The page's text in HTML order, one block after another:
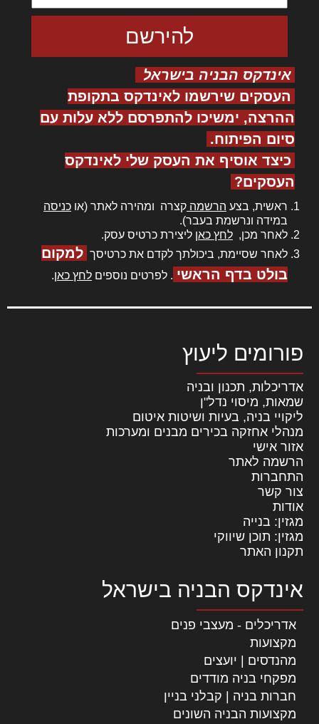
אינדקס הבניה בישראל
העסקים שירשמו לאינדקס בתקופת
ההרצה, ימשיכו להתפרסם ללא עלות עם
סיום הפיתוח.
כיצד אוסיף את העסק שלי לאינדקס
העסקים?
ראשית, בצע הרשמה קצרה ומהירה לאתר (או כניסה
במידה ונרשמת בעבר).
לאחר מכן, לחץ כאן ליצירת כרטיס עסק.
לאחר שסיימת, ביכולתך לקדם את כרטיסך למקום
בולט בדף הראשי . לפרטים נוספים לחץ כאן.
פורומים ליעוץ
אדריכלות, תכנון ובניה
שמאות, מיסוי נדל"ן
ליקויי בניה, בעיות ושיטות איטום
מנהלי אחזקה בכירים מבנים ומערכות
אזור אישי
הרשמה לאתר
התחברות
צור קשר
אודות
מגזין: בנייה
מגזין: תוכן שיווקי
תקנון האתר
אינדקס הבניה בישראל
אדריכלים - מעצבי פנים
מקצועות
מהנדסים | יועצים
מפקחי בניה מודדים
חברות בניה | קבלני בניין
מקצועות הבניה השונים